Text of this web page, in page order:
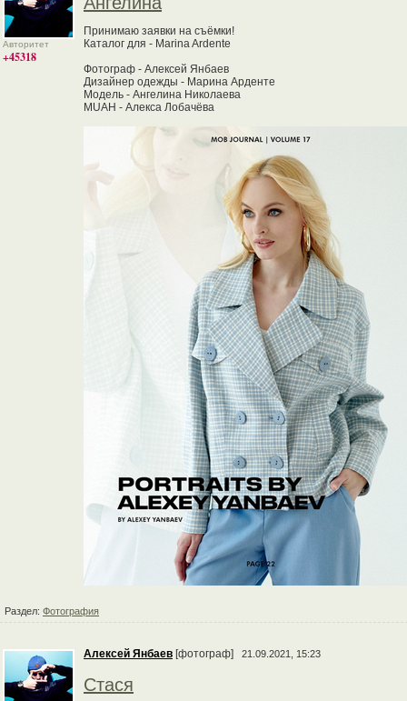
Авторитет
+45318
Принимаю заявки на съёмки!
Каталог для - Marina Ardente
Фотограф - Алексей Янбаев
Дизайнер одежды - Марина Арденте
Модель - Ангелина Николаева
MUAH - Алекса Лобачёва
Раздел: Фотография
Алексей Янбаев [фотограф] 21.09.2021, 15:23
Стася